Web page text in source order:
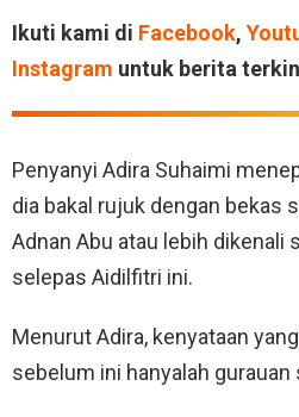
Ikuti kami di Facebook,
Instagram untuk berita
Penyanyi Adira Suhaimi
dia bakal rujuk dengan bekas
Adnan Abu atau lebih dikenali
selepas Aidilfitri ini.
Menurut Adira, kenyataan
sebelum ini hanyalah gurauan